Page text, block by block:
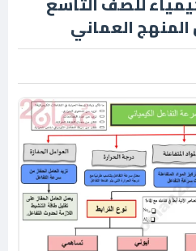
المنهج العماني